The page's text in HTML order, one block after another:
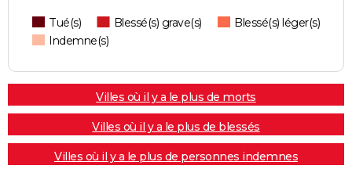
Tué(s) Blessé(s) grave(s)
Blessé(s) léger(s)
Indemne(s)
Villes où il y a le plus de morts
Villes où il y a le plus de blessés
Villes où il y a le plus de personnes indemnes